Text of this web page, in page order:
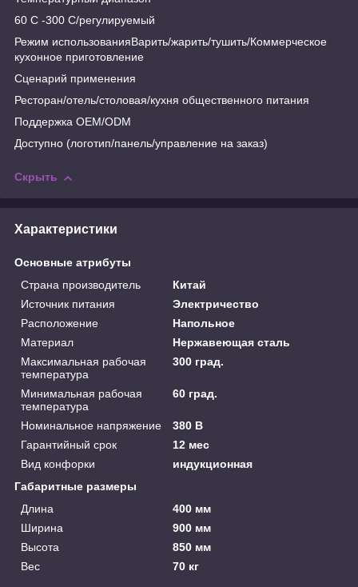
60 C -300 C/регулируемый
Режим использованияВарить/жарить/тушить/Коммерческое
кухонное приготовление
Сценарий применения
Ресторан/отель/столовая/кухня общественного питания
Поддержка OEM/ODM
Доступно (логотип/панель/управление на заказ)
Скрыть
Характеристики
Основные атрибуты
Страна производитель
Китай
Источник питания
Электричество
Расположение
Напольное
Материал
Нержавеющая сталь
Максимальная рабочая
температура
300 град.
Минимальная рабочая
температура
60 град.
Номинальное напряжение
380 В
Гарантийный срок
12 мес
Вид конфорки
индукционная
Габаритные размеры
Длина
400 мм
Ширина
900 мм
Высота
850 мм
Вес
70 кг